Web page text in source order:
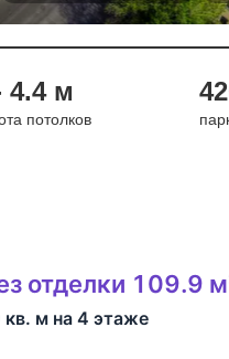
4.4 м
потолков
отделки 109.9
м на 4 этаже